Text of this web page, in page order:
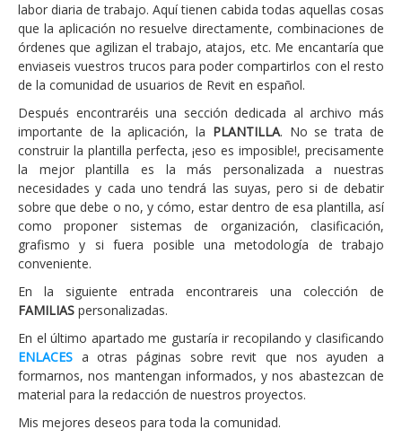
labor diaria de trabajo. Aquí tienen cabida todas aquellas cosas
que la aplicación no resuelve directamente, combinaciones de
órdenes que agilizan el trabajo, atajos, etc. Me encantaría que
enviaseis vuestros trucos para poder compartirlos con el resto
de la comunidad de usuarios de Revit en español.
Después encontraréis una sección dedicada al archivo más
importante de la aplicación, la PLANTILLA. No se trata de
construir la plantilla perfecta, ¡eso es imposible!, precisamente
la mejor plantilla es la más personalizada a nuestras
necesidades y cada uno tendrá las suyas, pero si de debatir
sobre que debe o no, y cómo, estar dentro de esa plantilla, así
como proponer sistemas de organización, clasificación,
grafismo y si fuera posible una metodología de trabajo
conveniente.
En la siguiente entrada encontrareis una colección de
FAMILIAS personalizadas.
En el último apartado me gustaría ir recopilando y clasificando
ENLACES a otras páginas sobre revit que nos ayuden a
formarnos, nos mantengan informados, y nos abastezcan de
material para la redacción de nuestros proyectos.
Mis mejores deseos para toda la comunidad.